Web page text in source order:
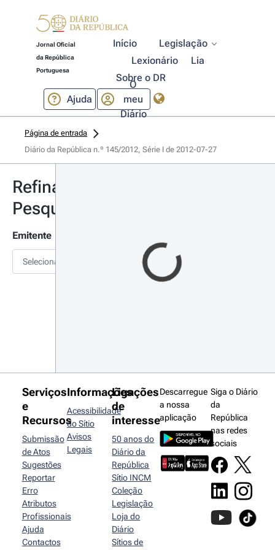
Jornal Oficial
da República
Portuguesa
Início
Legislação
Lexionário
Lia
Sobre o DR
Ajuda
O
meu
Diário
Página de entrada
Diário da República n.º 145/2012, Série I de 2012-07-27
Refinar
Pesquisa
Emitente
Selecionar
Serviços
e
Recursos
Submissão
de Atos
Sugestões
Reportar
Erro
Atributos
Profissionais
Ajuda
Contactos
Informações
Acessibilidade
do Sítio
Avisos
Legais
Ligações
de
interesse
50 anos do
Diário da
República
Sítio INCM
Coleção
Legislação
Loja do
Diário
Sítios de
Descarregue
a nossa
aplicação
Siga o Diário
da
República
nas redes
sociais